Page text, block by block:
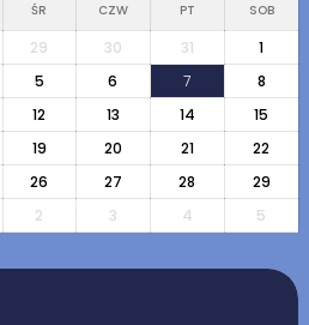
ŚR CZW PT SOB
29 30 31
1
5 6 7
8
12 13 14
15
19 20 21
22
26 27 28
29
2 3 4 5